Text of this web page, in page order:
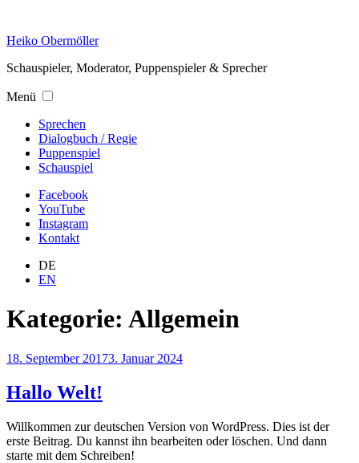
springen
Heiko Obermöller
Schauspieler, Moderator, Puppenspieler & Sprecher
Menü
Sprechen
Dialogbuch / Regie
Puppenspiel
Schauspiel
Facebook
YouTube
Instagram
Kontakt
DE
EN
Kategorie: Allgemein
Veröffentlicht
18. September 20173. Januar 2024
Hallo Welt!
Willkommen zur deutschen Version von WordPress. Dies ist der
erste Beitrag. Du kannst ihn bearbeiten oder löschen. Und dann
starte mit dem Schreiben!